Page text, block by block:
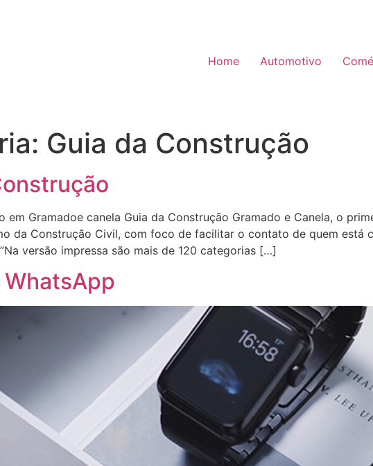
Home Automotivo
Guia da Construção
em Gramadoe canela Guia da Construção Gramado e Canela, o
da Construção Civil, com foco de facilitar o contato de quem está
versão impressa são mais de 120 categorias […]